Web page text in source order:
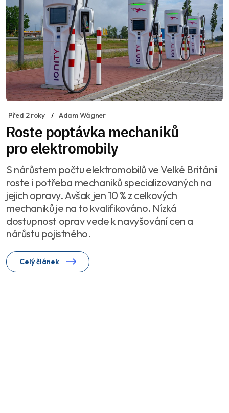
Před 2 roky Adam Wágner
Roste poptávka mechaniků
pro elektromobily
S nárůstem počtu elektromobilů ve Velké Británii
roste i potřeba mechaniků specializovaných na
jejich opravy. Avšak jen 10 % z celkových
mechaniků je na to kvalifikováno. Nízká
dostupnost oprav vede k navyšování cen a
nárůstu pojistného.
Celý článek